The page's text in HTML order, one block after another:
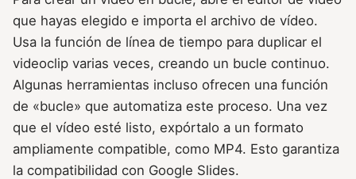
que hayas elegido e importa el archivo de vídeo.
Usa la función de línea de tiempo para duplicar el
videoclip varias veces, creando un bucle continuo.
Algunas herramientas incluso ofrecen una función
de «bucle» que automatiza este proceso. Una vez
que el vídeo esté listo, expórtalo a un formato
ampliamente compatible, como MP4. Esto garantiza
la compatibilidad con Google Slides.